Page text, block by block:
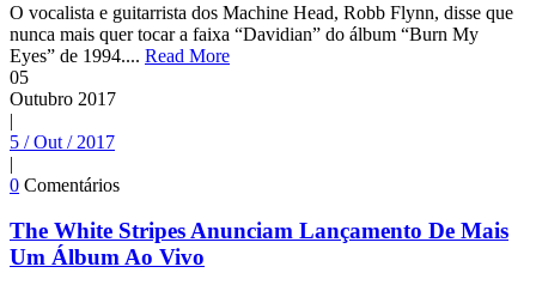
O vocalista e guitarrista dos Machine Head, Robb Flynn, disse que
nunca mais quer tocar a faixa “Davidian” do álbum “Burn My
Eyes” de 1994.... Read More
05
Outubro 2017
|
5 / Out / 2017
|
0 Comentários
The White Stripes Anunciam Lançamento De Mais
Um Álbum Ao Vivo